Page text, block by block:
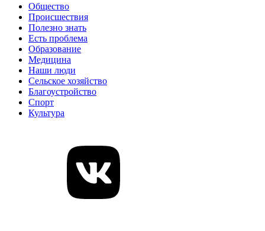
Общество
Происшествия
Полезно знать
Есть проблема
Образование
Медицина
Наши люди
Сельское хозяйство
Благоустройство
Спорт
Культура